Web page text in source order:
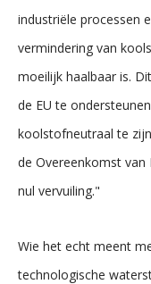
industriële processen
vermindering van
moeilijk haalbaar is.
de EU te
koolstofneutraal te
de Overeenkomst
nul vervuiling."
Wie het echt meent
technologische